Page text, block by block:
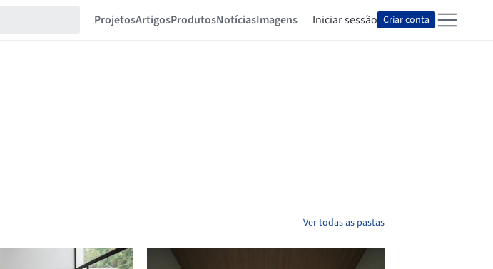
ProjetosArtigosProdutosNotíciasImagens Iniciar sessão Criar conta
Ver todas as pastas